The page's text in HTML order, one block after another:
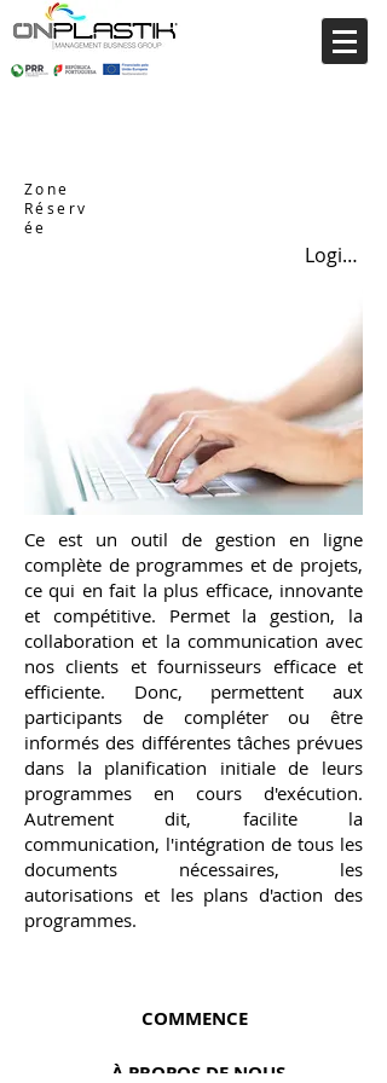
Zone
Réserv
ée
Login /
Ce est un outil de gestion en ligne
complète de programmes et de projets,
ce qui en fait la plus efficace, innovante
et compétitive. Permet la gestion, la
collaboration et la communication avec
nos clients et fournisseurs efficace et
efficiente. Donc, permettent aux
participants de compléter ou être
informés des différentes tâches prévues
dans la planification initiale de leurs
programmes en cours d'exécution.
Autrement dit, facilite la
communication, l'intégration de tous les
documents nécessaires, les
autorisations et les plans d'action des
programmes.
COMMENCE
À PROPOS DE NOUS